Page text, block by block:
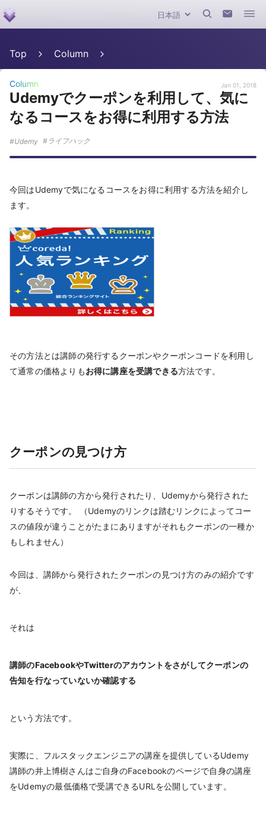
Top Column
Column Jan 01, 2018
Udemyでクーポンを利用して、気に
なるコースをお得に利用する方法
Udemy ライフハック
今回はUdemyで気になるコースをお得に利用する方法を紹介し
ます。
その方法とは講師の発行するクーポンやクーポンコードを利用し
て通常の価格よりもお得に講座を受講できる方法です。
クーポンの見つけ方
クーポンは講師の方から発行されたり、Udemyから発行された
りするそうです。 （Udemyのリンクは踏むリンクによってコー
スの値段が違うことがたまにありますがそれもクーポンの一種か
もしれません）
今回は、講師から発行されたクーポンの見つけ方のみの紹介です
が、
それは
講師のFacebookやTwitterのアカウントをさがしてクーポンの
告知を行なっていないか確認する
という方法です。
実際に、フルスタックエンジニアの講座を提供しているUdemy
講師の井上博樹さんはご自身のFacebookのページで自身の講座
をUdemyの最低価格で受講できるURLを公開しています。